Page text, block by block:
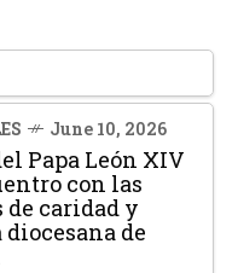
June 10, 2026
Papa León XIV
con las
de caridad y
de